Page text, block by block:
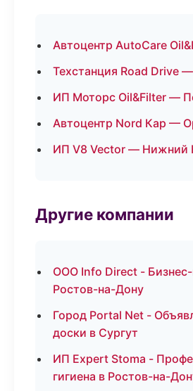
Автоцентр AutoCare
Техстанция Road Drive
ИП Моторс Oil&Filter —
Автоцентр Nord Кар —
ИП V8 Vector — Нижний
Другие компании
ООО Info Direct - Бизнес-
Ростов-на-Дону
Город Portal Net -
доски в Сургут
ИП Expert Stoma -
гигиена в Ростов-на-